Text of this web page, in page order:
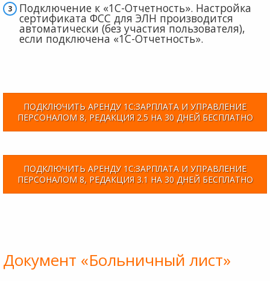
Подключение к «1С-Отчетность». Настройка
сертификата ФСС для ЭЛН производится
автоматически (без участия пользователя),
если подключена «1С-Отчетность».
ПОДКЛЮЧИТЬ АРЕНДУ 1С:ЗАРПЛАТА И УПРАВЛЕНИЕ
ПЕРСОНАЛОМ 8, РЕДАКЦИЯ 2.5 НА 30 ДНЕЙ БЕСПЛАТНО
ПОДКЛЮЧИТЬ АРЕНДУ 1С:ЗАРПЛАТА И УПРАВЛЕНИЕ
ПЕРСОНАЛОМ 8, РЕДАКЦИЯ 3.1 НА 30 ДНЕЙ БЕСПЛАТНО
Документ «Больничный лист»